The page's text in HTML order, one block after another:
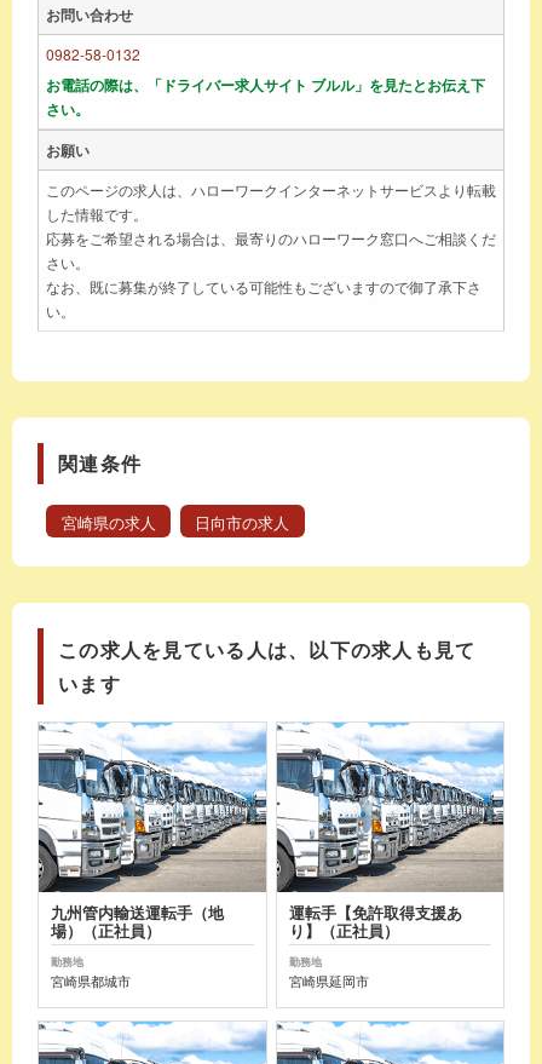
お問い合わせ
0982-58-0132
お電話の際は、「ドライバー求人サイト ブルル」を見たとお伝え下
さい。
お願い
このページの求人は、ハローワークインターネットサービスより転載
した情報です。
応募をご希望される場合は、最寄りのハローワーク窓口へご相談くだ
さい。
なお、既に募集が終了している可能性もございますので御了承下さ
い。
関連条件
宮崎県の求人 日向市の求人
この求人を見ている人は、以下の求人も見て
います
九州管内輸送運転手（地
場）（正社員）
勤務地
宮崎県都城市
運転手【免許取得支援あ
り】（正社員）
勤務地
宮崎県延岡市